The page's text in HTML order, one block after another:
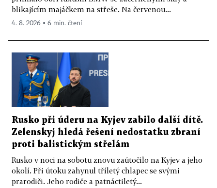
blikajícím majáčkem na střeše. Na červenou...
4. 8. 2026 ▪ 6 min. čtení
Rusko při úderu na Kyjev zabilo další dítě.
Zelenskyj hledá řešení nedostatku zbraní
proti balistickým střelám
Rusko v noci na sobotu znovu zaútočilo na Kyjev a jeho
okolí. Při útoku zahynul tříletý chlapec se svými
prarodiči. Jeho rodiče a patnáctiletý...